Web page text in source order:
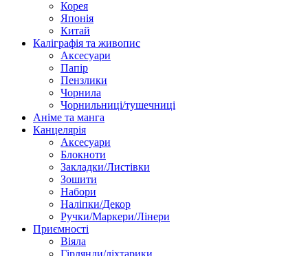
Корея
Японія
Китай
Каліграфія та живопис
Аксесуари
Папір
Пензлики
Чорнила
Чорнильниці/тушечниці
Аніме та манга
Канцелярія
Аксесуари
Блокноти
Закладки/Листівки
Зошити
Набори
Наліпки/Декор
Ручки/Маркери/Лінери
Приємності
Віяла
Гірлянди/ліхтарики